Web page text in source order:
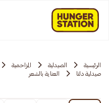
الرئيسية الصيدلية المزاحمية‎‎
صيدلية دلتا
العناية بالشعر